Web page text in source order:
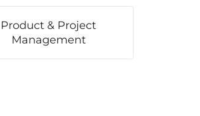
Product & Project
Management